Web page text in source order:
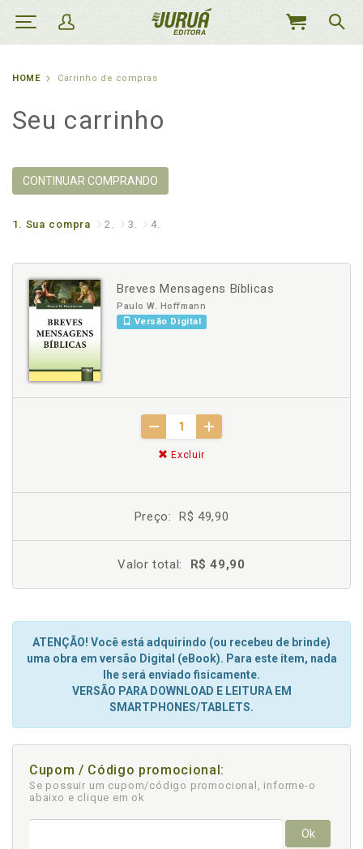
MEU
HOME Carrinho de compras
Seu carrinho
CONTINUAR COMPRANDO
1. Sua compra 2. 3. 4.
Breves Mensagens Bíblicas
Paulo W. Hoffmann
Versão Digital
Excluir
Preço: R$ 49,90
Valor total: R$ 49,90
ATENÇÃO! Você está adquirindo (ou recebeu de brinde)
uma obra em versão Digital (eBook). Para este item, nada
lhe será enviado fisicamente.
VERSÃO PARA DOWNLOAD E LEITURA EM
SMARTPHONES/TABLETS.
Cupom / Código promocional:
Se possuir um cupom/código promocional, informe-o
abaixo e clique em ok
Ok